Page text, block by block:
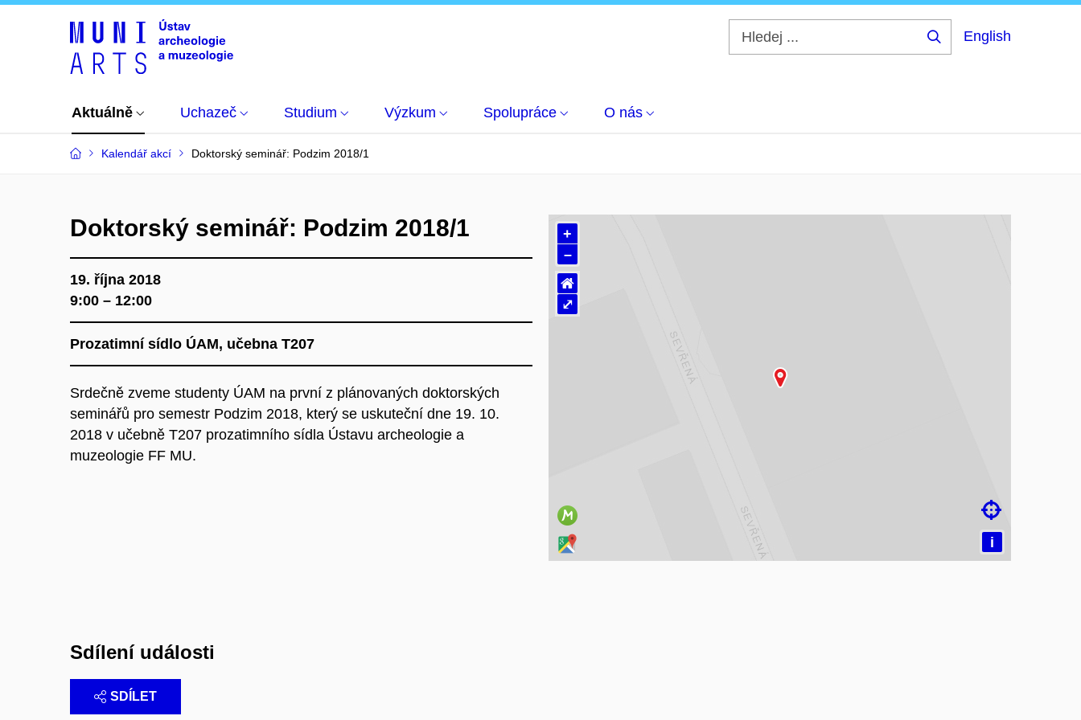
English
Aktuálně Uchazeč Studium Výzkum Spolupráce O nás
Kalendář akcí Doktorský seminář: Podzim 2018/1
Doktorský seminář: Podzim 2018/1
19. října 2018
9:00 – 12:00
Prozatimní sídlo ÚAM, učebna T207
Srdečně zveme studenty ÚAM na první z plánovaných doktorských
seminářů pro semestr Podzim 2018, který se uskuteční dne 19. 10.
2018 v učebně T207 prozatimního sídla Ústavu archeologie a
muzeologie FF MU.
+
–
i

⌂
⤢
Sdílení události
SDÍLET